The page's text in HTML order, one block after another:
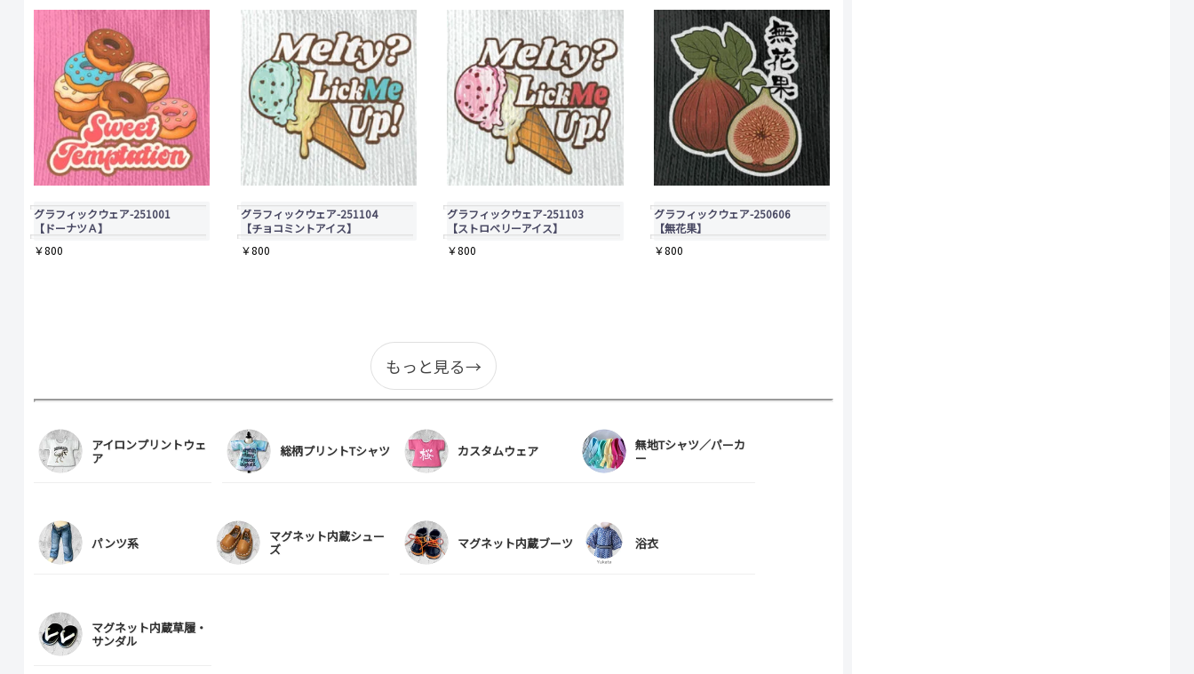
ー
ョ
あ
り
ま
す。
商
品
ー
ジ
選
ー
シ
ョ
ン
が
あ
り
ま
す。
商
品
ー
ジ
シ
ン
が
あ
り
す。
オ
ョ
ン
は
品
ジ
グラフィックウェア-251001
【ドーナツＡ】
￥800
グラフィックウェア-251104
【チョコミントアイス】
￥800
グラフィックウェア-251103
【ストロベリーアイス】
￥800
グラフィックウェア-250606
【無花果】
￥800
もっと見る→
アイロンプリントウェ
ア 総柄プリントTシャツ カスタムウェア 無地Tシャツ／パーカ
ー
パンツ系 マグネット内蔵シュー
ズ マグネット内蔵ブーツ 浴衣
マグネット内蔵草履・
サンダル